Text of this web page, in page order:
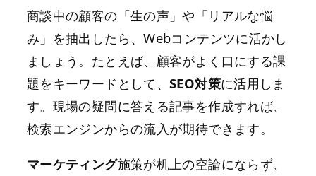
商談中の顧客の「生の声」や「リアルな悩
み」を抽出したら、Webコンテンツに活かし
ましょう。たとえば、顧客がよく口にする課
題をキーワードとして、SEO対策に活用しま
す。現場の疑問に答える記事を作成すれば、
検索エンジンからの流入が期待できます。
マーケティング施策が机上の空論にならず、